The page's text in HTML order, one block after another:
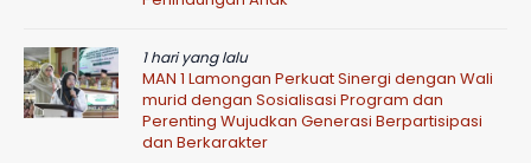
1 hari yang lalu
MAN 1 Lamongan Perkuat Sinergi dengan Wali
murid dengan Sosialisasi Program dan
Perenting Wujudkan Generasi Berpartisipasi
dan Berkarakter